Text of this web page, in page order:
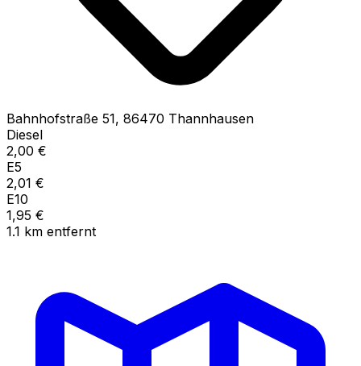
Bahnhofstraße 51, 86470 Thannhausen
Diesel
2,00 €
E5
2,01 €
E10
1,95 €
1.1 km entfernt